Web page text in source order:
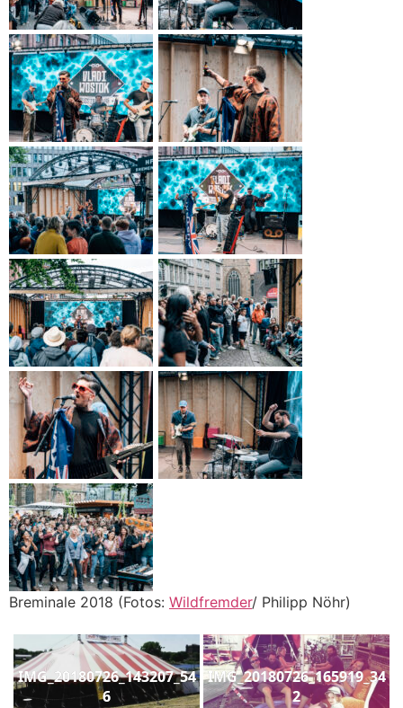
Breminale 2018 (Fotos: Wildfremder/ Philipp Nöhr)
IMG_20180726_143207_54
6
IMG_20180726_165919_34
2